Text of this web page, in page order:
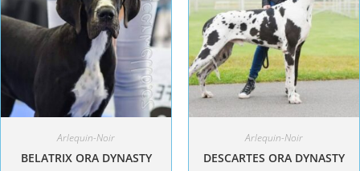
Arlequin-Noir
BELATRIX ORA DYNASTY
Arlequin-Noir
DESCARTES ORA DYNASTY